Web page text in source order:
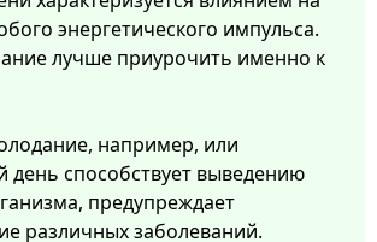
энергетического импульса.
лучше приурочить именно к
например, или
день способствует выведению
предупреждает
различных заболеваний.